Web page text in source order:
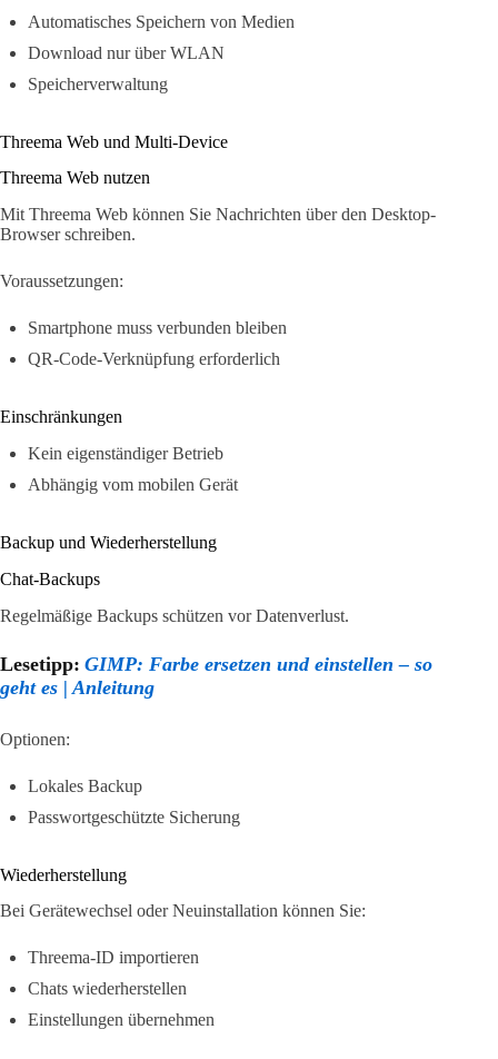
Automatisches Speichern von Medien
Download nur über WLAN
Speicherverwaltung
Threema Web und Multi-Device
Threema Web nutzen
Mit Threema Web können Sie Nachrichten über den Desktop-
Browser schreiben.
Voraussetzungen:
Smartphone muss verbunden bleiben
QR-Code-Verknüpfung erforderlich
Einschränkungen
Kein eigenständiger Betrieb
Abhängig vom mobilen Gerät
Backup und Wiederherstellung
Chat-Backups
Regelmäßige Backups schützen vor Datenverlust.
Lesetipp: GIMP: Farbe ersetzen und einstellen – so
geht es | Anleitung
Optionen:
Lokales Backup
Passwortgeschützte Sicherung
Wiederherstellung
Bei Gerätewechsel oder Neuinstallation können Sie:
Threema-ID importieren
Chats wiederherstellen
Einstellungen übernehmen